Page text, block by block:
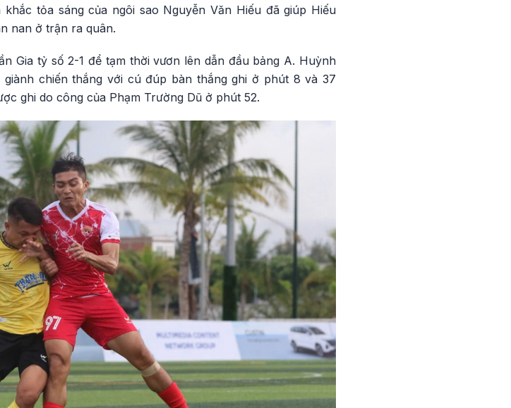
tỏa sáng của ngôi sao Nguyễn Văn Hiếu đã giúp Hiếu
nan ở trận ra quân.
Gia tỷ số 2-1 để tạm thời vươn lên dẫn đầu bảng A. Huỳnh
chiến thắng với cú đúp bàn thắng ghi ở phút 8 và 37
ghi do công của Phạm Trường Dũ ở phút 52.